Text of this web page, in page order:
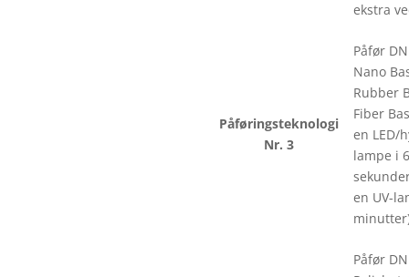
ekstra
Påføringsteknologi
Nr. 3
Påfør
Nano
Rubber
Fiber
en LED/
lampe i
en UV-
Påfør